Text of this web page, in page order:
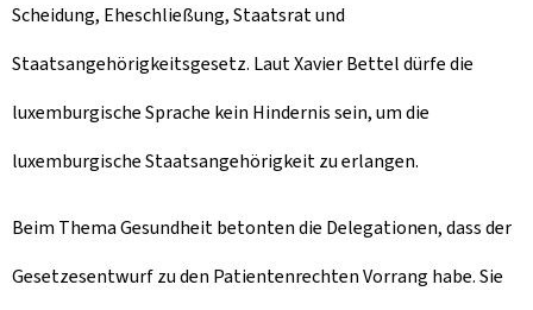
Scheidung, Eheschließung, Staatsrat und
Staatsangehörigkeitsgesetz. Laut Xavier Bettel dürfe die
luxemburgische Sprache kein Hindernis sein, um die
luxemburgische Staatsangehörigkeit zu erlangen.
Beim Thema Gesundheit betonten die Delegationen, dass der
Gesetzesentwurf zu den Patientenrechten Vorrang habe. Sie